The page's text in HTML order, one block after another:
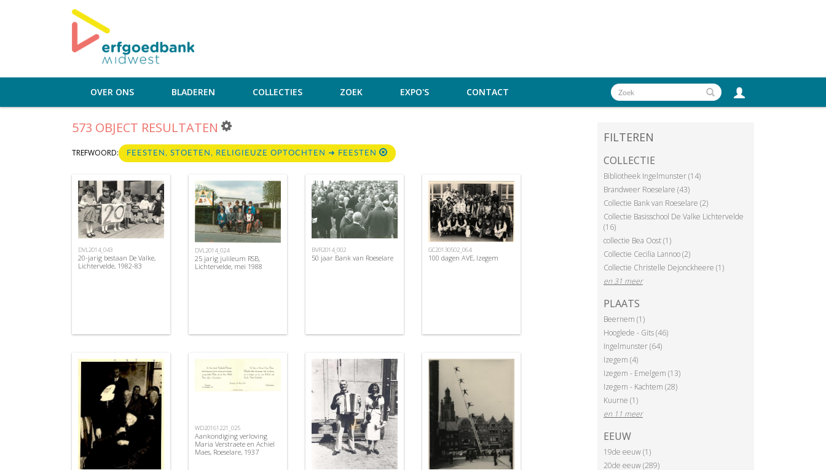
OVER ONS BLADEREN COLLECTIES ZOEK EXPO'S CONTACT
573 OBJECT RESULTATEN
TREFWOORD: FEESTEN, STOETEN, RELIGIEUZE OPTOCHTEN ➜ FEESTEN
DVL2014_043
20-jarig bestaan De Valke,
Lichtervelde, 1982-83
DVL2014_024
25 jarig julileum RSB,
Lichtervelde, mei 1988
BVR2014_002
50 jaar Bank van Roeselare
GC20130502_064
100 dagen AVE, Izegem
WD20161221_025
Aankondiging verloving
Maria Verstraete en Achiel
Maes, Roeselare, 1937
FILTEREN
COLLECTIE
Bibliotheek Ingelmunster (14)
Brandweer Roeselare (43)
Collectie Bank van Roeselare (2)
Collectie Basisschool De Valke Lichtervelde
(16)
collectie Bea Oost (1)
Collectie Cecilia Lannoo (2)
Collectie Christelle Dejonckheere (1)
en 31 meer
PLAATS
Beernem (1)
Hooglede - Gits (46)
Ingelmunster (64)
Izegem (4)
Izegem - Emelgem (13)
Izegem - Kachtem (28)
Kuurne (1)
en 11 meer
EEUW
19de eeuw (1)
20de eeuw (289)